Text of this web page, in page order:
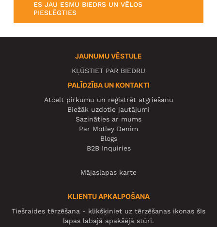
ES JAU ESMU BIEDRS UN VĒLOS
PIESLĒGTIES
JAUNUMU VĒSTULE
KĻŪSTIET PAR BIEDRU
PALĪDZĪBA UN KONTAKTI
Atcelt pirkumu un reģistrēt atgriešanu
Biežāk uzdotie jautājumi
Sazināties ar mums
Par Motley Denim
Blogs
B2B Inquiries
Mājaslapas karte
KLIENTU APKALPOŠANA
Tiešraides tērzēšana - klikšķiniet uz tērzēšanas ikonas šīs
lapas labajā apakšējā stūrī.